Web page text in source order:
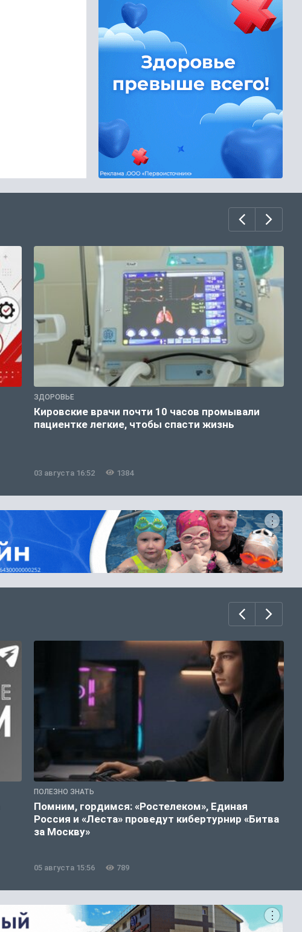
ЗДОРОВЬЕ
Кировские врачи почти 10 часов промывали
пациентке легкие, чтобы спасти жизнь
03 августа 16:52 1384
ПОЛЕЗНО ЗНАТЬ
Помним, гордимся: «Ростелеком», Единая
Россия и «Леста» проведут кибертурнир «Битва
за Москву»
05 августа 15:56 789